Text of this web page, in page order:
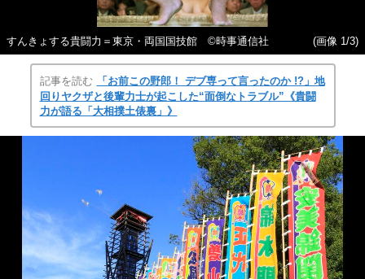
すんきょする貴闘力＝東京・両国国技館 ©時事通信社 (画像 1/3)
記事を読む
「お前この野郎！ デブ専って言ったのか !?」地
回りヤクザと後輩力士が起こした“面倒なトラブル”《貴闘
力が語る「大相撲土俵裏」》